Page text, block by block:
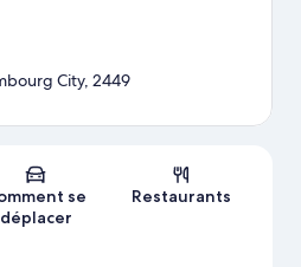
Carte
City, 2449
se
déplacer
Restaurants